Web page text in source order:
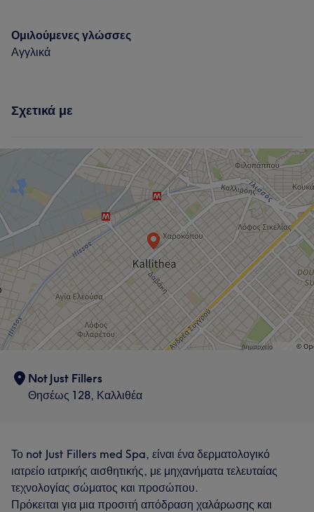
Ομιλούμενες γλώσσες
Αγγλικά
Σχετικά με
Not Just Fillers
Θησέως 128, Καλλιθέα
Το not Just Fillers med Spa, είναι ένα δερματολογικό
ιατρείο ιατρικής αισθητικής, με μηχανήματα τελευταίας
τεχνολογίας σώματος και προσώπου.
Πρόκειται για μια προσιτή απόδραση χαλάρωσης και